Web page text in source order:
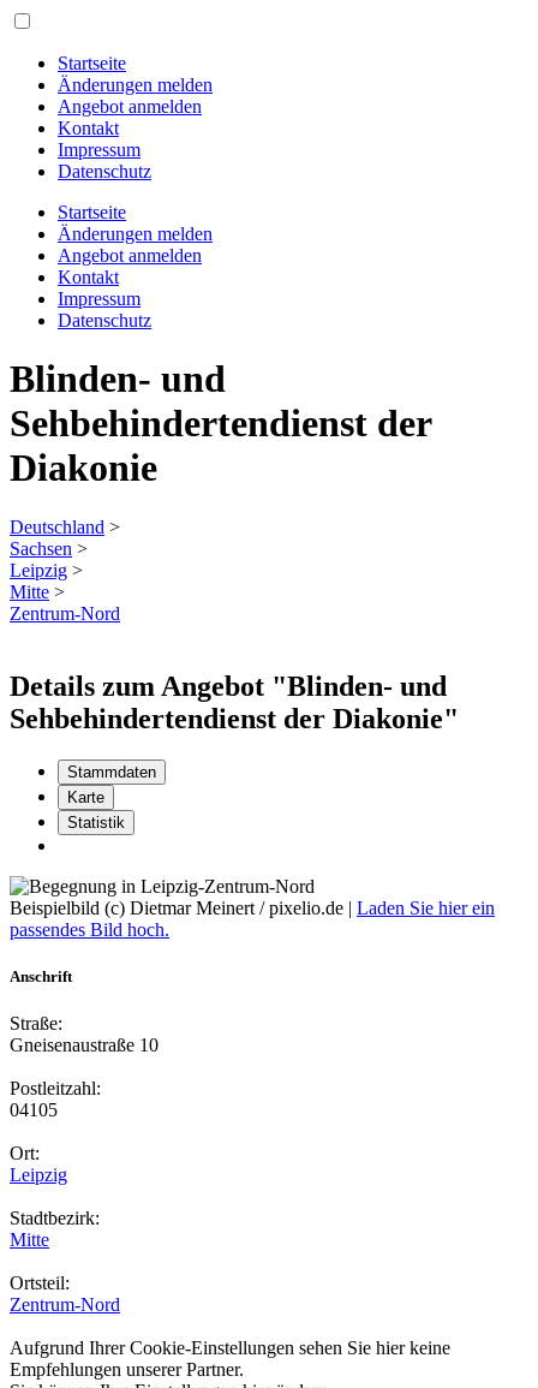
Startseite
Änderungen melden
Angebot anmelden
Kontakt
Impressum
Datenschutz
Startseite
Änderungen melden
Angebot anmelden
Kontakt
Impressum
Datenschutz
Blinden- und
Sehbehindertendienst der
Diakonie
Deutschland >
Sachsen >
Leipzig >
Mitte >
Zentrum-Nord
Details zum Angebot "Blinden- und
Sehbehindertendienst der Diakonie"
Stammdaten
Karte
Statistik
Beispielbild (c) Dietmar Meinert / pixelio.de | Laden Sie hier ein
passendes Bild hoch.
Anschrift
Straße:
Gneisenaustraße 10
Postleitzahl:
04105
Ort:
Leipzig
Stadtbezirk:
Mitte
Ortsteil:
Zentrum-Nord
Aufgrund Ihrer Cookie-Einstellungen sehen Sie hier keine
Empfehlungen unserer Partner.